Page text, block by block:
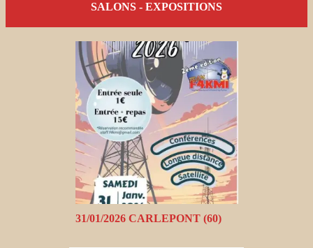
SALONS - EXPOSITIONS
31/01/2026 CARLEPONT (60)